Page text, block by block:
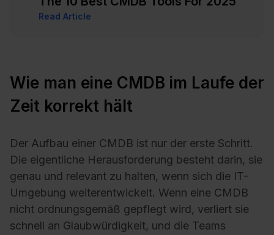
Read Article
Wie man eine CMDB im Laufe der
Zeit korrekt hält
Der Aufbau einer CMDB ist nur der erste Schritt.
Die eigentliche Herausforderung besteht darin, sie
genau und relevant zu halten, wenn sich die IT-
Umgebung weiterentwickelt. Wenn eine CMDB
nicht ordnungsgemäß gepflegt wird, verliert sie
schnell an Glaubwürdigkeit, und die Teams